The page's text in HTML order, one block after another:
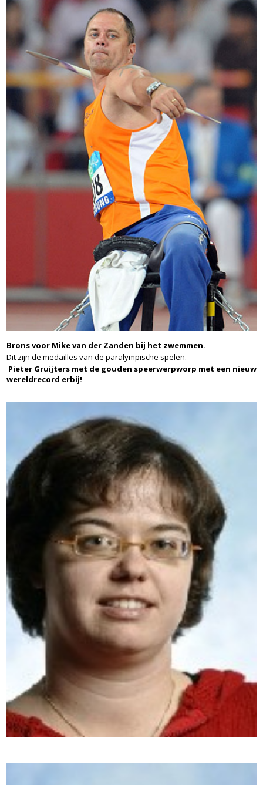
Brons voor Mike van der Zanden bij het zwemmen.
Dit zijn de medailles van de paralympische spelen.
Pieter Gruijters met de gouden speerwerpworp met een nieuw
wereldrecord erbij!